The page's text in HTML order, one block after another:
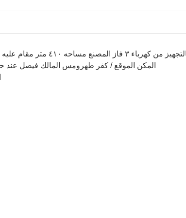
المكن الموقع / كفر طهرومس المالك فيصل عند